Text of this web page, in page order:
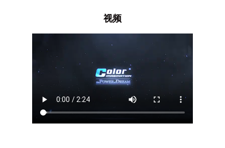
视频